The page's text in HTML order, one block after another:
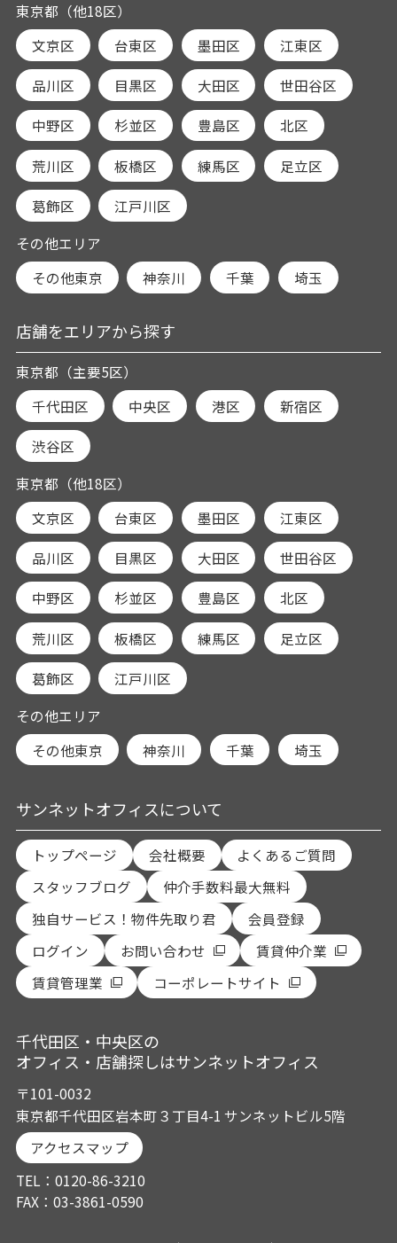
東京都（他18区）
文京区
台東区 墨田区 江東区
品川区 目黒区 大田区 世田谷区
中野区 杉並区 豊島区 北区
荒川区 板橋区 練馬区 足立区
葛飾区
江戸川区
その他エリア
その他東京
神奈川 千葉 埼玉
店舗をエリアから探す
東京都（主要5区）
千代田区
中央区 港区 新宿区
渋谷区
東京都（他18区）
文京区
台東区 墨田区 江東区
品川区 目黒区 大田区 世田谷区
中野区 杉並区 豊島区 北区
荒川区 板橋区 練馬区 足立区
葛飾区
江戸川区
その他エリア
その他東京
神奈川 千葉 埼玉
サンネットオフィスについて
トップページ 会社概要
よくあるご質問
スタッフブログ
仲介手数料最大無料
独自サービス！物件先取り君
会員登録
ログイン
お問い合わせ
賃貸仲介業
賃貸管理業
コーポレートサイト
千代田区・中央区の
オフィス・店舗探しはサンネットオフィス
〒101-0032
東京都千代田区岩本町３丁目4-1 サンネットビル5階
アクセスマップ
TEL：0120-86-3210
FAX：03-3861-0590